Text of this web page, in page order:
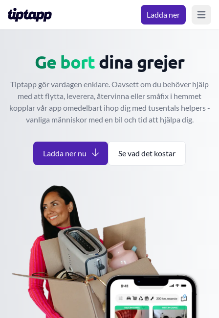
Ladda ner Open
FlyttaFlytta
dina grejer
Tiptapp gör vardagen enklare. Oavsett om du behöver hjälp
med att flytta, leverera, återvinna eller småfix i hemmet
kopplar vår app omedelbart ihop dig med tusentals helpers -
vanliga människor med en bil och tid att hjälpa dig.
Ladda ner nu Se vad det kostar